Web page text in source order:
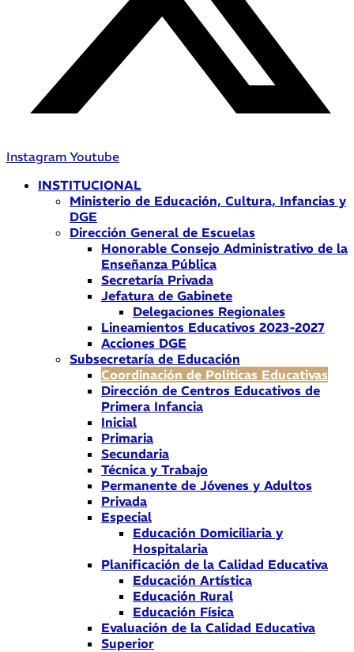
Instagram Youtube
INSTITUCIONAL
Ministerio de Educación, Cultura, Infancias y
DGE
Dirección General de Escuelas
Honorable Consejo Administrativo de la
Enseñanza Pública
Secretaría Privada
Jefatura de Gabinete
Delegaciones Regionales
Lineamientos Educativos 2023-2027
Acciones DGE
Subsecretaría de Educación
Coordinación de Políticas Educativas
Dirección de Centros Educativos de
Primera Infancia
Inicial
Primaria
Secundaria
Técnica y Trabajo
Permanente de Jóvenes y Adultos
Privada
Especial
Educación Domiciliaria y
Hospitalaria
Planificación de la Calidad Educativa
Educación Artística
Educación Rural
Educación Física
Evaluación de la Calidad Educativa
Superior